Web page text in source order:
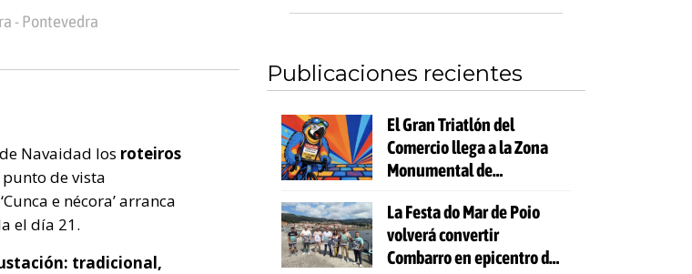
- Pontevedra
Navaidad los roteiros
de vista
‘Cunca e nécora’ arranca
el día 21.
tradicional,
Publicaciones recientes
El Gran Triatlón del
Comercio llega a la Zona
Monumental de
La Festa do Mar de Poio
volverá convertir
Combarro en epicentro de